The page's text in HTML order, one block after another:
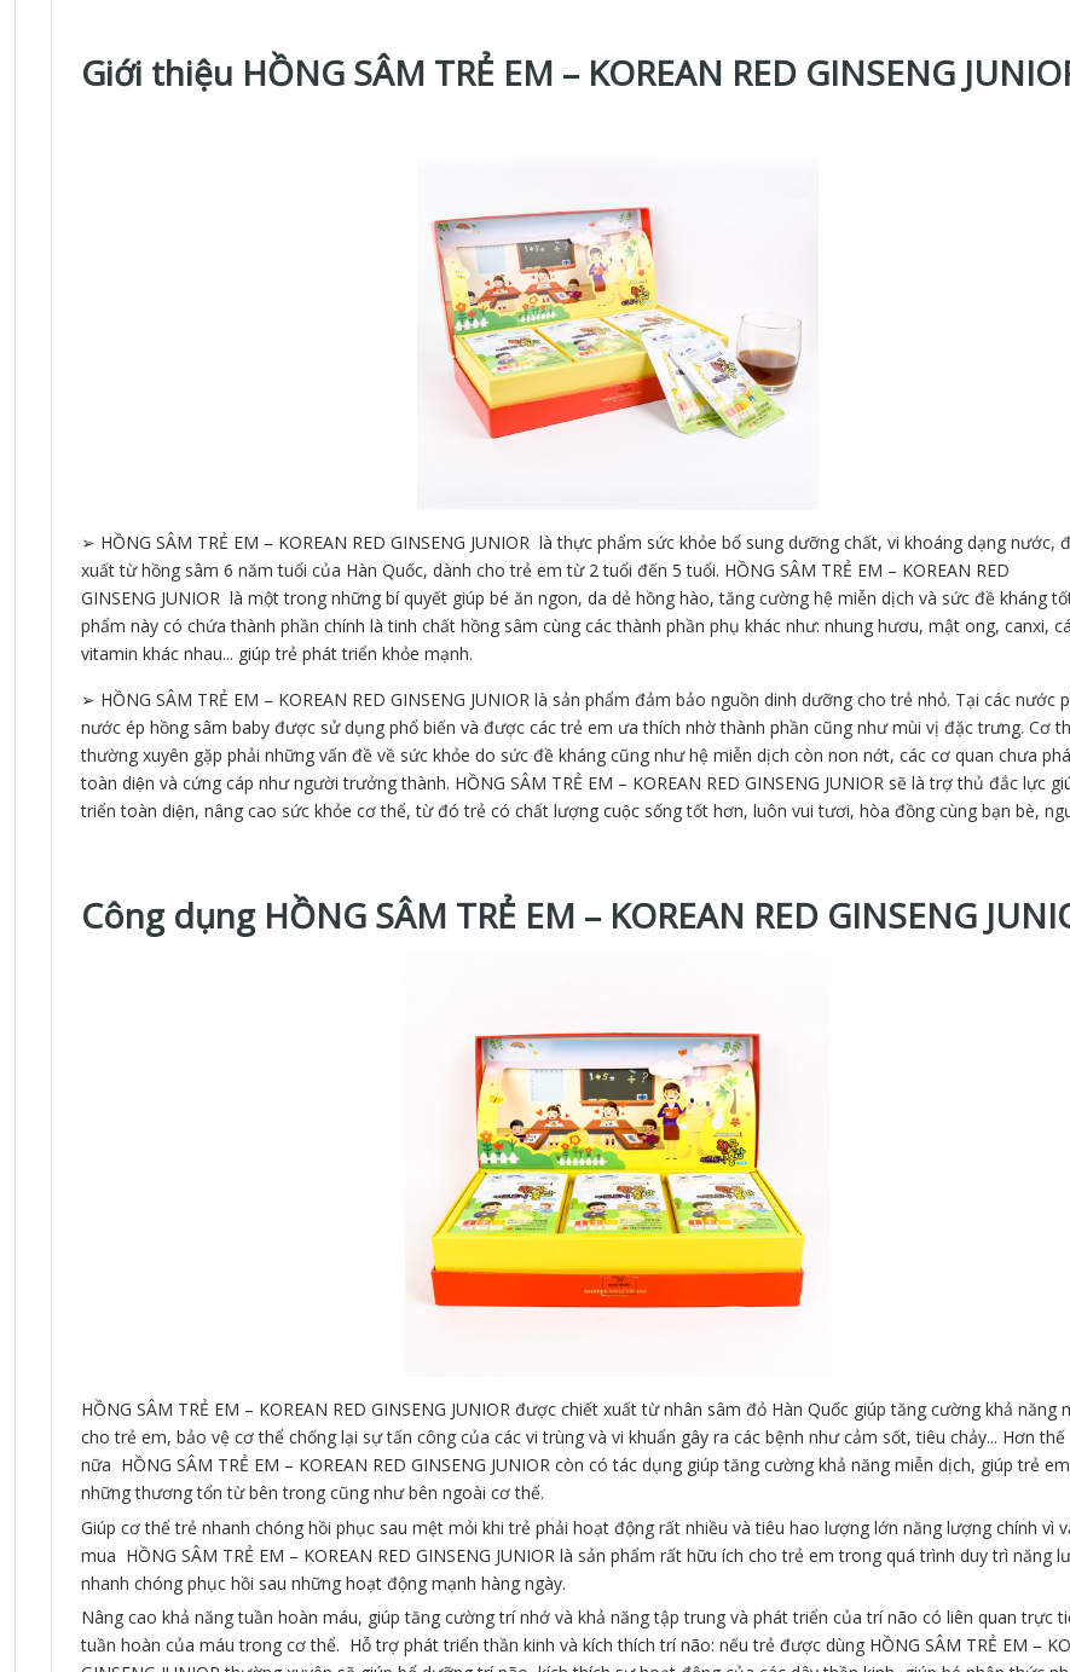
Giới thiệu HỒNG SÂM TRẺ EM – KOREAN RED GINSENG
➢ HỒNG SÂM TRẺ EM – KOREAN RED GINSENG JUNIOR là thực phẩm sức khỏe bổ sung dưỡng chất, vi khoáng dạng nước,
xuất từ hồng sâm 6 năm tuổi của Hàn Quốc, dành cho trẻ em từ 2 tuổi đến 5 tuổi. HỒNG SÂM TRẺ EM – KOREAN RED
GINSENG JUNIOR là một trong những bí quyết giúp bé ăn ngon, da dẻ hồng hào, tăng cường hệ miễn dịch và sức đề kháng
phẩm này có chứa thành phần chính là tinh chất hồng sâm cùng các thành phần phụ khác như: nhung hươu, mật ong, canxi,
vitamin khác nhau... giúp trẻ phát triển khỏe mạnh.
➢ HỒNG SÂM TRẺ EM – KOREAN RED GINSENG JUNIOR là sản phẩm đảm bảo nguồn dinh dưỡng cho trẻ nhỏ. Tại các nước
nước ép hồng sâm baby được sử dụng phổ biến và được các trẻ em ưa thích nhờ thành phần cũng như mùi vị đặc trưng. Cơ
thường xuyên gặp phải những vấn đề về sức khỏe do sức đề kháng cũng như hệ miễn dịch còn non nớt, các cơ quan chưa
toàn diện và cứng cáp như người trưởng thành. HỒNG SÂM TRẺ EM – KOREAN RED GINSENG JUNIOR sẽ là trợ thủ đắc lực
triển toàn diện, nâng cao sức khỏe cơ thể, từ đó trẻ có chất lượng cuộc sống tốt hơn, luôn vui tươi, hòa đồng cùng bạn bè,
Công dụng HỒNG SÂM TRẺ EM – KOREAN RED GINSENG
HỒNG SÂM TRẺ EM – KOREAN RED GINSENG JUNIOR được chiết xuất từ nhân sâm đỏ Hàn Quốc giúp tăng cường khả năng
cho trẻ em, bảo vệ cơ thể chống lại sự tấn công của các vi trùng và vi khuẩn gây ra các bệnh như cảm sốt, tiêu chảy... Hơn thế
nữa HỒNG SÂM TRẺ EM – KOREAN RED GINSENG JUNIOR còn có tác dụng giúp tăng cường khả năng miễn dịch, giúp trẻ
những thương tổn từ bên trong cũng như bên ngoài cơ thể.
Giúp cơ thể trẻ nhanh chóng hồi phục sau mệt mỏi khi trẻ phải hoạt động rất nhiều và tiêu hao lượng lớn năng lượng chính vì
mua HỒNG SÂM TRẺ EM – KOREAN RED GINSENG JUNIOR là sản phẩm rất hữu ích cho trẻ em trong quá trình duy trì năng
nhanh chóng phục hồi sau những hoạt động mạnh hàng ngày.
Nâng cao khả năng tuần hoàn máu, giúp tăng cường trí nhớ và khả năng tập trung và phát triển của trí não có liên quan trực
tuần hoàn của máu trong cơ thể. Hỗ trợ phát triển thần kinh và kích thích trí não: nếu trẻ được dùng HỒNG SÂM TRẺ EM –